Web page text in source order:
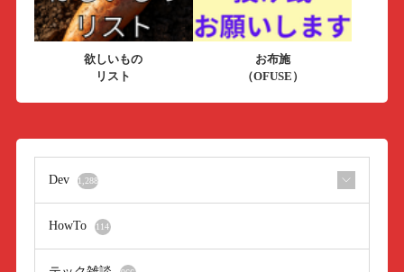
欲しいもの
リスト
お布施
（OFUSE）
Dev 1,288
HowTo 114